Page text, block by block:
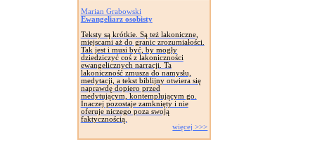
Marian Grabowski
Ewangeliarz osobisty
Teksty są krótkie. Są też lakoniczne,
miejscami aż do granic zrozumiałości.
Tak jest i musi być, by mogły
dziedziczyć coś z lakoniczności
ewangelicznych narracji. Ta
lakoniczność zmusza do namysłu,
medytacji, a tekst biblijny otwiera się
naprawdę dopiero przed
medytującym, kontemplującym go.
Inaczej pozostaje zamknięty i nie
oferuje niczego poza swoją
faktycznością.
więcej >>>